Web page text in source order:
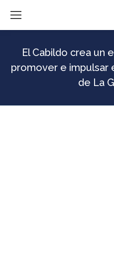
El Cabildo crea un
promover e impulsar
de La